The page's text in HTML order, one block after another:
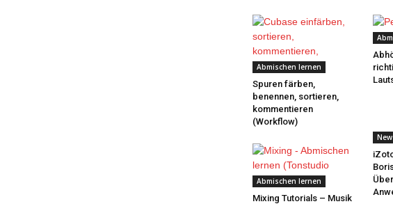
Abmischen lernen
Spuren färben,
benennen, sortieren,
kommentieren
(Workflow)
Abmischen lernen
Mixing Tutorials – Musik